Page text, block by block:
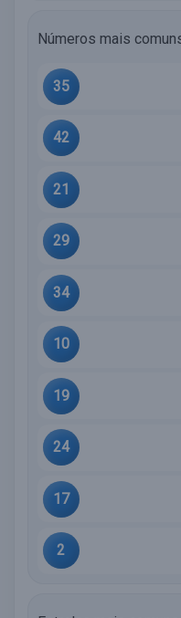
Números mais
35
42
21
29
34
10
19
24
17
2